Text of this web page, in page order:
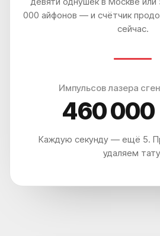
000 айфонов — и счётчик
сейчас.
Импульсов лазера
460
Каждую секунду — ещё 5.
удаляем
ГНЁМ, ЛУЧШИЕ ЛАЗЕРЫ НА РЫНКЕ, 5 МИНУТ
ОТ МЕТРО ПАВЕЛЕЦКАЯ.
РЕЗУЛЬТАТ - ГАРАНТИРУЕМ.*
*Основатель клиники
удаления тату ET.LASER